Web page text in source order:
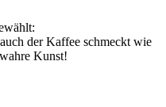
der Kaffee schmeckt wie
Kunst!